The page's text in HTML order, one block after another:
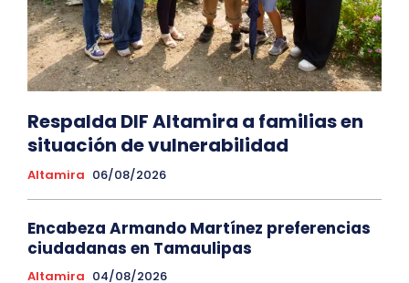
Respalda DIF Altamira a familias en
situación de vulnerabilidad
Altamira 06/08/2026
Encabeza Armando Martínez preferencias
ciudadanas en Tamaulipas
Altamira 04/08/2026